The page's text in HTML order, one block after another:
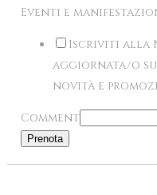
Eventi e
Iscriviti alla
aggiornata/o
novità e
Comment
Prenota